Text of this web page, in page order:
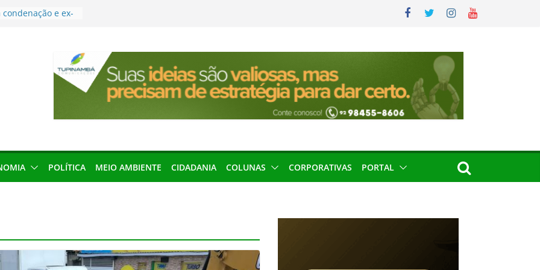
e ex-
podem barrar
de 2026 no
Amazônia
em São
discurso de
defesa do
públicaPOLÍTICA MEIO AMBIENTE CIDADANIA COLUNAS CORPORATIVAS PORTAL